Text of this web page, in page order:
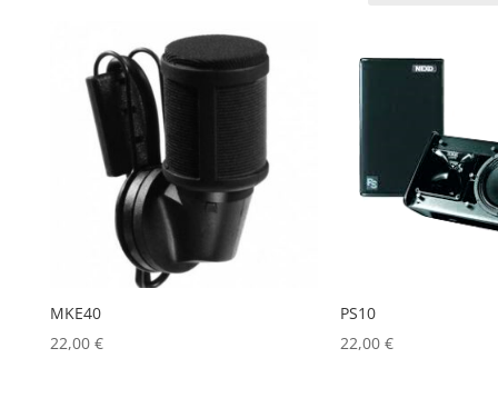
décroissant
MKE40
22,00 €
PS10
22,00 €